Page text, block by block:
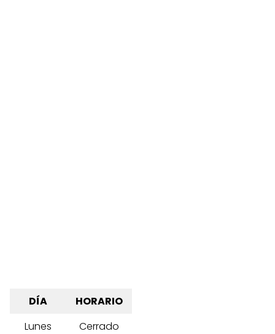
DÍA
HORARIO
Lunes
Cerrado